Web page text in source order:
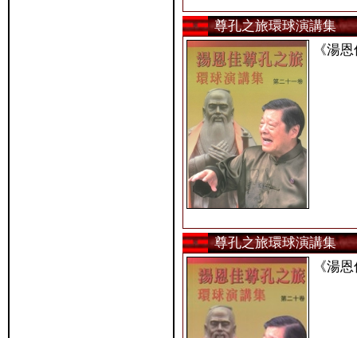
尊孔之旅環球演講集
《湯
尊孔之旅環球演講集
《湯